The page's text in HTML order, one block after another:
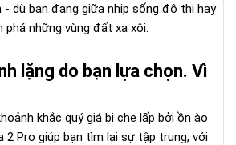
dù bạn đang giữa nhịp sống đô thị hay
phá những vùng đất xa xôi.
lặng do bạn lựa chọn. Vì
khắc quý giá bị che lấp bởi ồn ào
2 Pro giúp bạn tìm lại sự tập trung, với